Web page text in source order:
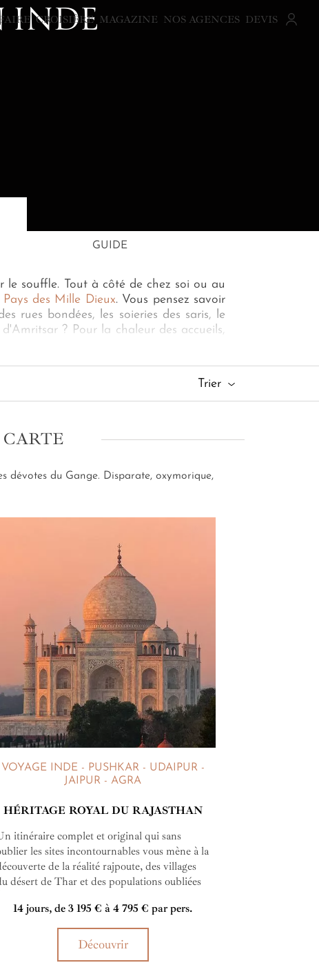
CROISIÈRE MAGAZINE NOS AGENCES DEVIS
INDE
GUIDE
le souffle. Tout à côté de chez soi ou au
Pays des Mille Dieux. Vous pensez savoir
rues bondées, les soieries des saris, le
? Pour la chaleur des accueils,
service de conciergerie s'occupent de
Trier
CARTE
dévotes du Gange. Disparate, oxymorique,
VOYAGE INDE - PUSHKAR - UDAIPUR -
JAIPUR - AGRA
HÉRITAGE ROYAL DU RAJASTHAN
itinéraire complet et original qui sans
les sites incontournables vous mène à la
de la réalité rajpoute, des villages
désert de Thar et des populations oubliées
lointaines campagnes. Originaux aussi les
hébergements en petits palais qui vous
ramèneront à la belle époque ou l'art de vivre
et le raffinement des princes étaient à leur
paroxisme. Empruntez le temps d'un voyage la
14 jours, de 3 195 € à 4 795 € par pers.
Découvrir